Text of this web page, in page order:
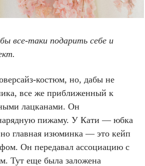
все-таки подарить себе и
костюм, но, дабы не
все же приближенный к
лацканами. Он
пижаму. У Кати — юбка
главная изюминка — это кейп
Он передавал ассоциацию с
Тут еще была заложена